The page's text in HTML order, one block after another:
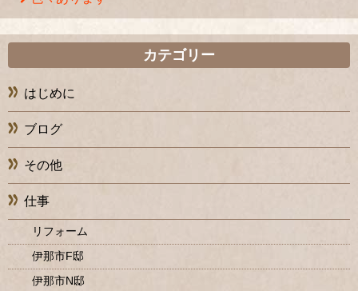
カテゴリー
はじめに
ブログ
その他
仕事
リフォーム
伊那市F邸
伊那市N邸